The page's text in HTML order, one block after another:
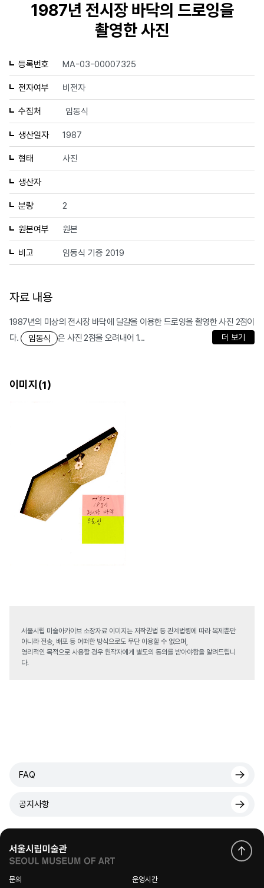
1987년 전시장 바닥의 드로잉을
촬영한 사진
등록번호 MA-03-00007325
전자여부 비전자
수집처 임동식
생산일자 1987
형태 사진
생산자
분량 2
원본여부 원본
비고 임동식 기증 2019
자료 내용
1987년의 미상의 전시장 바닥에 달걀을 이용한 드로잉을 촬영한 사진 2점이
다.
임동식 은 사진 2점을 오려내어 1... 더 보기
이미지(1)
서울시립 미술아카이브 소장자료 이미지는 저작권법 등 관계법령에 따라 복제뿐만
아니라 전송, 배포 등 어떠한 방식으로도 무단 이용할 수 없으며,
영리적인 목적으로 사용할 경우 원작자에게 별도의 동의를 받아야함을 알려드립니
다.
FAQ
공지사항
문의 운영시간